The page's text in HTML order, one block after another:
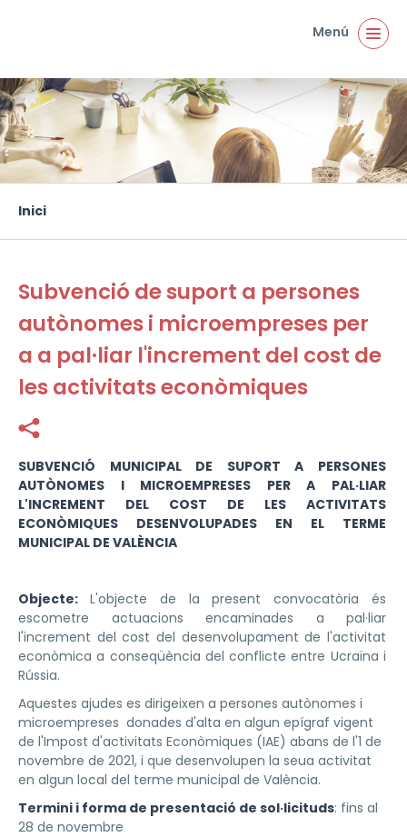
Menú
Esteu aquí
Inici
Subvenció de suport a persones
autònomes i microempreses per
a a pal·liar l'increment del cost de
les activitats econòmiques
SUBVENCIÓ MUNICIPAL DE SUPORT A PERSONES
AUTÒNOMES I MICROEMPRESES PER A PAL·LIAR
L'INCREMENT DEL COST DE LES ACTIVITATS
ECONÒMIQUES DESENVOLUPADES EN EL TERME
MUNICIPAL DE VALÈNCIA
Objecte: L'objecte de la present convocatòria és
escometre actuacions encaminades a pal·liar
l'increment del cost del desenvolupament de l'activitat
econòmica a conseqüència del conflicte entre Ucraïna i
Rússia.
Aquestes ajudes es dirigeixen a persones autònomes i
microempreses donades d'alta en algun epígraf vigent
de l'Impost d'activitats Econòmiques (IAE) abans de l'1 de
novembre de 2021, i que desenvolupen la seua activitat
en algun local del terme municipal de València.
Termini i forma de presentació de sol·licituds: fins al
28 de novembre